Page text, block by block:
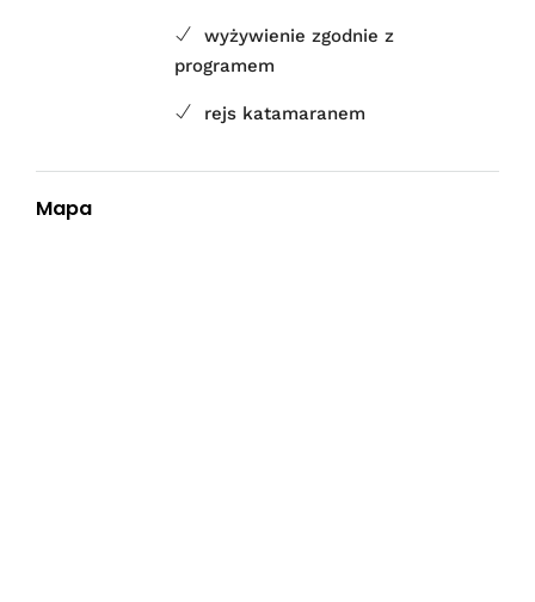
wyżywienie zgodnie z
programem
rejs katamaranem
Mapa